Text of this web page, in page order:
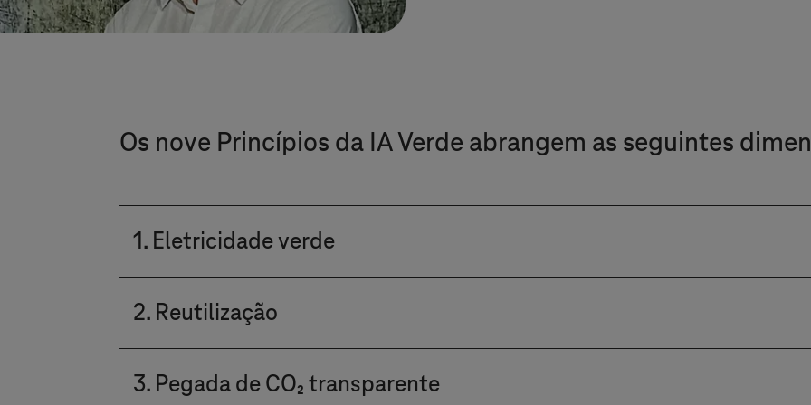
Os nove Princípios da IA Verde abrangem as seguintes
1. Eletricidade verde
se aplica não apenas aos data centers internos, mas também às infraestruturas de
que a operação dos sistemas de IA não contribua para o aumento das emissões de
2. Reutilização
ou pipelines de dados existentes não apenas economiza tempo de
3. Pegada de CO₂ transparente